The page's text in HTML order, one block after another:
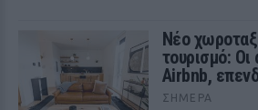
Νέο
τουρισμό:
Airbnb,
ΣΉΜΕΡΑ